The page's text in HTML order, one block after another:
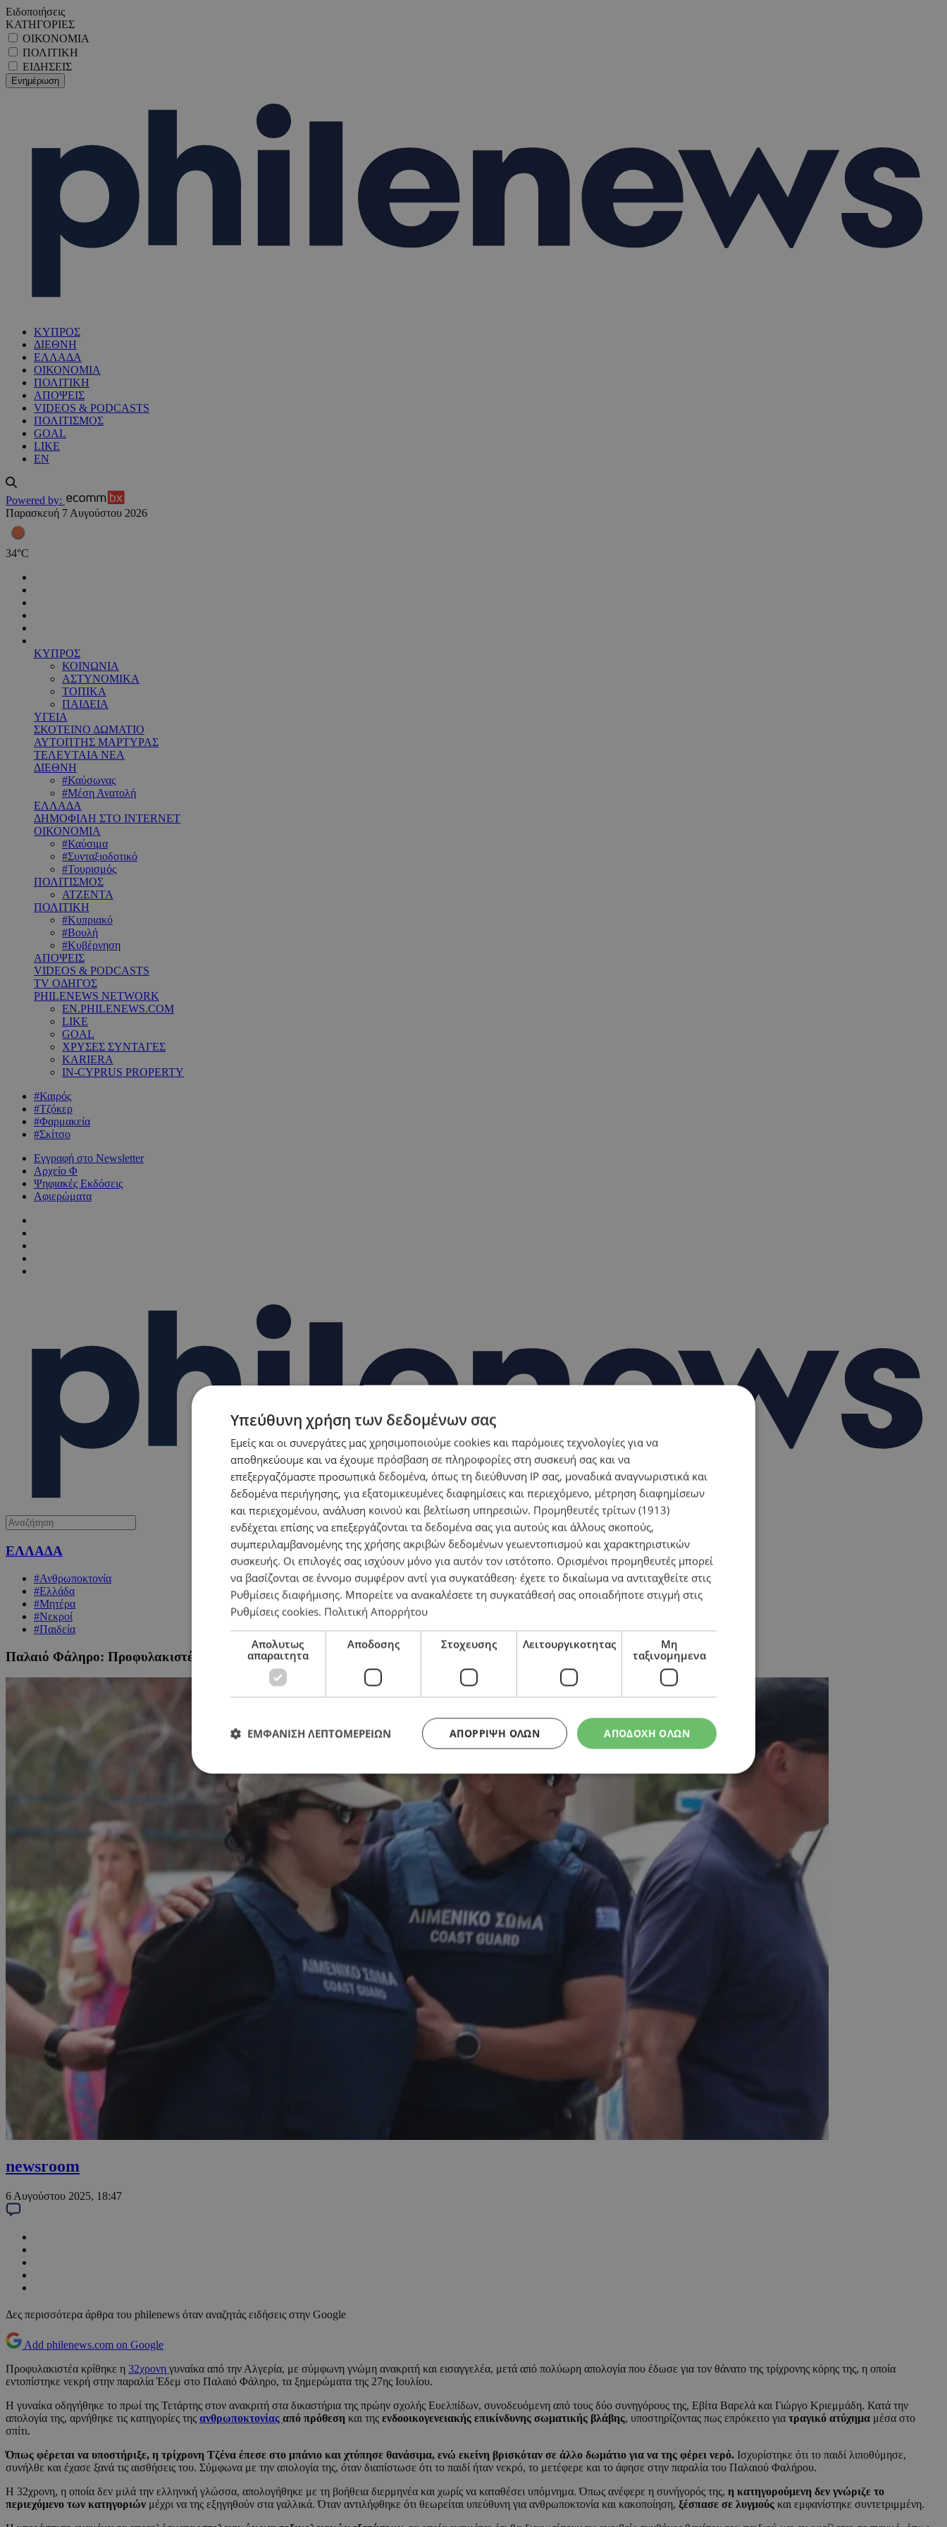
Ειδοποιήσεις
ΚΑΤΗΓΟΡΙΕΣ
ΟΙΚΟΝΟΜΙΑ
ΠΟΛΙΤΙΚΗ
ΕΙΔΗΣΕΙΣ
ΚΥΠΡΟΣ
ΔΙΕΘΝΗ
ΕΛΛΑΔΑ
ΟΙΚΟΝΟΜΙΑ
ΠΟΛΙΤΙΚΗ
ΑΠΟΨΕΙΣ
VIDEOS & PODCASTS
ΠΟΛΙΤΙΣΜΟΣ
GOAL
LIKE
EN
Powered by:
Παρασκευή 7 Αυγούστου 2026
34°C
ΚΥΠΡΟΣ
ΚΟΙΝΩΝΙΑ
ΑΣΤΥΝΟΜΙΚΑ
ΤΟΠΙΚΑ
ΠΑΙΔΕΙΑ
ΥΓΕΙΑ
ΣΚΟΤΕΙΝΟ ΔΩΜΑΤΙΟ
ΑΥΤΟΠΤΗΣ ΜΑΡΤΥΡΑΣ
ΤΕΛΕΥΤΑΙΑ ΝΕΑ
ΔΙΕΘΝΗ
#Καύσωνας
#Μέση Ανατολή
ΕΛΛΑΔΑ
ΔΗΜΟΦΙΛΗ ΣΤΟ INTERNET
ΟΙΚΟΝΟΜΙΑ
#Καύσιμα
#Συνταξιοδοτικό
#Τουρισμός
ΠΟΛΙΤΙΣΜΟΣ
ΑΤΖΕΝΤΑ
ΠΟΛΙΤΙΚΗ
#Κυπριακό
#Βουλή
#Κυβέρνηση
ΑΠΟΨΕΙΣ
VIDEOS & PODCASTS
TV ΟΔΗΓΟΣ
PHILENEWS NETWORK
EN.PHILENEWS.COM
LIKE
GOAL
ΧΡΥΣΕΣ ΣΥΝΤΑΓΕΣ
KARIERA
IN-CYPRUS PROPERTY
#Καιρός
#Τζόκερ
#Φαρμακεία
#Σκίτσο
Εγγραφή στο Newsletter
Αρχείο Φ
Ψηφιακές Εκδόσεις
Αφιερώματα
ΕΛΛΑΔΑ
#Ανθρωποκτονία
#Ελλάδα
#Μητέρα
#Νεκροί
#Παιδεία
Παλαιό Φάληρο: Προφυλακιστέα η 32χρονη μητέρα για τη δολοφονία της 3χρονης κόρης της – Αρνείται τις κατηγορίες
newsroom
6 Αυγούστου 2025, 18:47
Δες περισσότερα άρθρα του philenews όταν αναζητάς ειδήσεις στην Google
Add philenews.com on Google
Προφυλακιστέα κρίθηκε η 32χρονη γυναίκα από την Αλγερία, με σύμφωνη γνώμη ανακριτή και εισαγγελέα, μετά από πολύωρη απολογία που έδωσε για τον θάνατο της τρίχρονης κόρης της, η οποία
εντοπίστηκε νεκρή στην παραλία Έδεμ στο Παλαιό Φάληρο, τα ξημερώματα της 27ης Ιουλίου.
Η γυναίκα οδηγήθηκε το πρωί της Τετάρτης στον ανακριτή στα δικαστήρια της πρώην σχολής Ευελπίδων, συνοδευόμενη από τους δύο συνηγόρους της, Εβίτα Βαρελά και Γιώργο Κριεμμάδη. Κατά την
απολογία της, αρνήθηκε τις κατηγορίες της ανθρωποκτονίας από πρόθεση και της ενδοοικογενειακής επικίνδυνης σωματικής βλάβης, υποστηρίζοντας πως επρόκειτο για τραγικό ατύχημα μέσα στο
σπίτι.
Όπως φέρεται να υποστήριξε, η τρίχρονη Τζένα έπεσε στο μπάνιο και χτύπησε θανάσιμα, ενώ εκείνη βρισκόταν σε άλλο δωμάτιο για να της φέρει νερό. Ισχυρίστηκε ότι το παιδί λιποθύμησε,
συνήλθε και έχασε ξανά τις αισθήσεις του. Σύμφωνα με την απολογία της, όταν διαπίστωσε ότι το παιδί ήταν νεκρό, το μετέφερε και το άφησε στην παραλία του Παλαιού Φαλήρου.
Η 32χρονη, η οποία δεν μιλά την ελληνική γλώσσα, απολογήθηκε με τη βοήθεια διερμηνέα και χωρίς να καταθέσει υπόμνημα. Όπως ανέφερε η συνήγορός της, η κατηγορούμενη δεν γνώριζε το
περιεχόμενο των κατηγοριών μέχρι να της εξηγηθούν στα γαλλικά. Όταν αντιλήφθηκε ότι θεωρείται υπεύθυνη για ανθρωποκτονία και κακοποίηση, ξέσπασε σε λυγμούς και εμφανίστηκε συντετριμμένη.
Υπεύθυνη χρήση των δεδομένων σας
Εμείς και οι συνεργάτες μας χρησιμοποιούμε cookies και παρόμοιες τεχνολογίες για να
αποθηκεύουμε και να έχουμε πρόσβαση σε πληροφορίες στη συσκευή σας και να
επεξεργαζόμαστε προσωπικά δεδομένα, όπως τη διεύθυνση IP σας, μοναδικά αναγνωριστικά και
δεδομένα περιήγησης, για εξατομικευμένες διαφημίσεις και περιεχόμενο, μέτρηση διαφημίσεων
και περιεχομένου, ανάλυση κοινού και βελτίωση υπηρεσιών. Προμηθευτές τρίτων (1913)
ενδέχεται επίσης να επεξεργάζονται τα δεδομένα σας για αυτούς και άλλους σκοπούς,
συμπεριλαμβανομένης της χρήσης ακριβών δεδομένων γεωεντοπισμού και χαρακτηριστικών
συσκευής. Οι επιλογές σας ισχύουν μόνο για αυτόν τον ιστότοπο. Ορισμένοι προμηθευτές μπορεί
να βασίζονται σε έννομο συμφέρον αντί για συγκατάθεση· έχετε το δικαίωμα να αντιταχθείτε στις
Ρυθμίσεις διαφήμισης. Μπορείτε να ανακαλέσετε τη συγκατάθεσή σας οποιαδήποτε στιγμή στις
Ρυθμίσεις cookies. Πολιτική Απορρήτου
Απολυτως
απαραιτητα
Αποδοσης Στοχευσης Λειτουργικοτητας
Μη
ταξινομημενα
ΑΠΟΔΟΧΗ ΟΛΩΝ
ΑΠΌΡΡΙΨΗ ΌΛΩΝ
ΕΜΦΑΝΙΣΗ ΛΕΠΤΟΜΕΡΕΙΩΝ